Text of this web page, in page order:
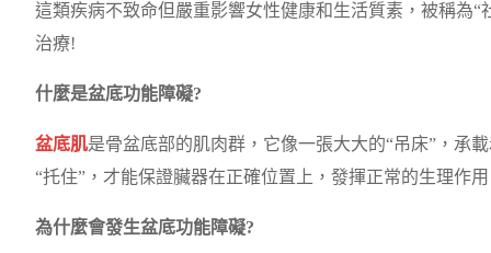
這類疾病不致命但嚴重影響女性健康和生活質素，被稱為
治療!
什麼是盆底功能障礙?
盆底肌是骨盆底部的肌肉群，它像一張大大的“吊床”，承
“托住”，才能保證臟器在正確位置上，發揮正常的生理作
為什麼會發生盆底功能障礙?